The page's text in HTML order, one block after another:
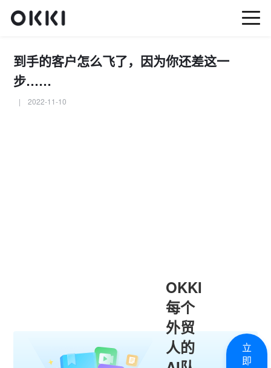
到手的客户怎么飞了，因为你还差这一
步……
| 2022-11-10
OKKI
每个
外贸
人的
立
即